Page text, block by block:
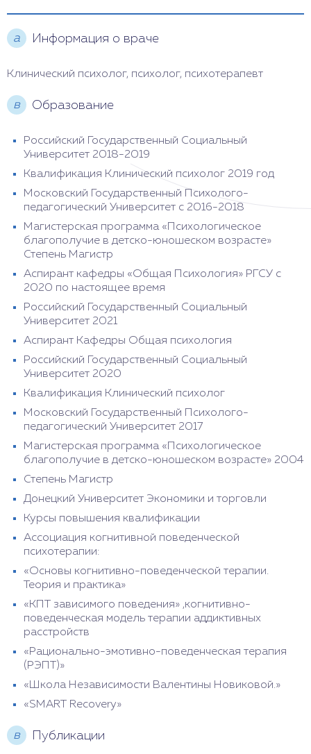
Воскресенье
а Информация о враче
Клинический психолог, психолог, психотерапевт
в Образование
Российский Государственный Социальный
Университет 2018-2019
Квалификация Клинический психолог 2019 год
Московский Государственный Психолого-
педагогический Университет с 2016-2018
Магистерская программа «Психологическое
благополучие в детско-юношеском возрасте»
Степень Магистр
Аспирант кафедры «Общая Психология» РГСУ с
2020 по настоящее время
Российский Государственный Социальный
Университет 2021
Аспирант Кафедры Общая психология
Российский Государственный Социальный
Университет 2020
Квалификация Клинический психолог
Московский Государственный Психолого-
педагогический Университет 2017
Магистерская программа «Психологическое
благополучие в детско-юношеском возрасте» 2004
Степень Магистр
Донецкий Университет Экономики и торговли
Курсы повышения квалификации
Ассоциация когнитивной поведенческой
психотерапии:
«Основы когнитивно-поведенческой терапии.
Теория и практика»
«КПТ зависимого поведения» ,когнитивно-
поведенческая модель терапии аддиктивных
расстройств
«Рационально-эмотивно-поведенческая терапия
(РЭПТ)»
«Школа Независимости Валентины Новиковой.»
«SMART Recovery»
в Публикации